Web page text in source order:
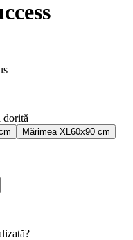
dorită
Mărimea XL 60x90 cm